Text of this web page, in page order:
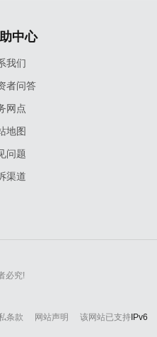
中心
我们
者问答
网点
地图
问题
渠道
必究!
条款 网站声明 该网站已支持 IPv6